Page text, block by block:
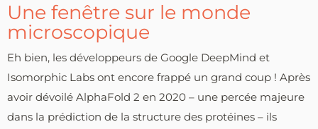
Une fenêtre sur le monde
microscopique
Eh bien, les développeurs de Google DeepMind et
Isomorphic Labs ont encore frappé un grand coup ! Après
avoir dévoilé AlphaFold 2 en 2020 – une percée majeure
dans la prédiction de la structure des protéines – ils